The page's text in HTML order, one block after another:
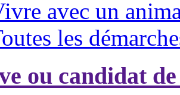
avec un
les
ou candidat